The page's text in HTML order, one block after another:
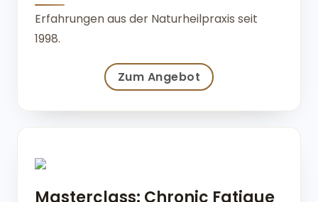
Erfahrungen aus der Naturheilpraxis seit
1998.
Zum Angebot